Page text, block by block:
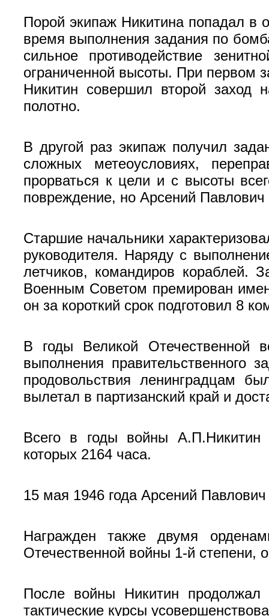
Порой экипаж Никитина попадал в
время выполнения задания по
сильное противодействие
ограниченной высоты. При первом
Никитин совершил второй
полотно.
В другой раз экипаж получил
сложных метеоусловиях,
прорваться к цели и с высоты
повреждение, но Арсений
Старшие начальники
руководителя. Наря­ду с
летчиков, командиров кораблей.
Военным Сове­том премирован
он за короткий срок подготовил 8
В годы Великой Отече­ственной
выполнения правительственного
продовольствия ленинградцам
вылетал в партизанский край и
Всего в годы войны
которых 2164 часа.
15 мая 1946 года Арсений
Награжден также двумя
Отечественной войны 1-й
После войны Никитин
тактические курсы